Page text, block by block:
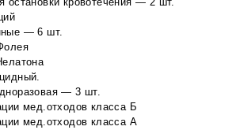
— 6 шт.
— 3 шт.
мед.отходов класса Б
мед.отходов класса А